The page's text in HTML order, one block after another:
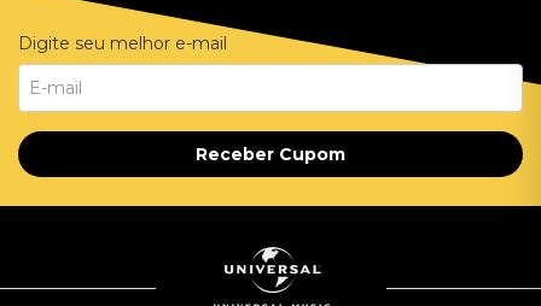
Digite seu melhor e-mail
Receber Cupom